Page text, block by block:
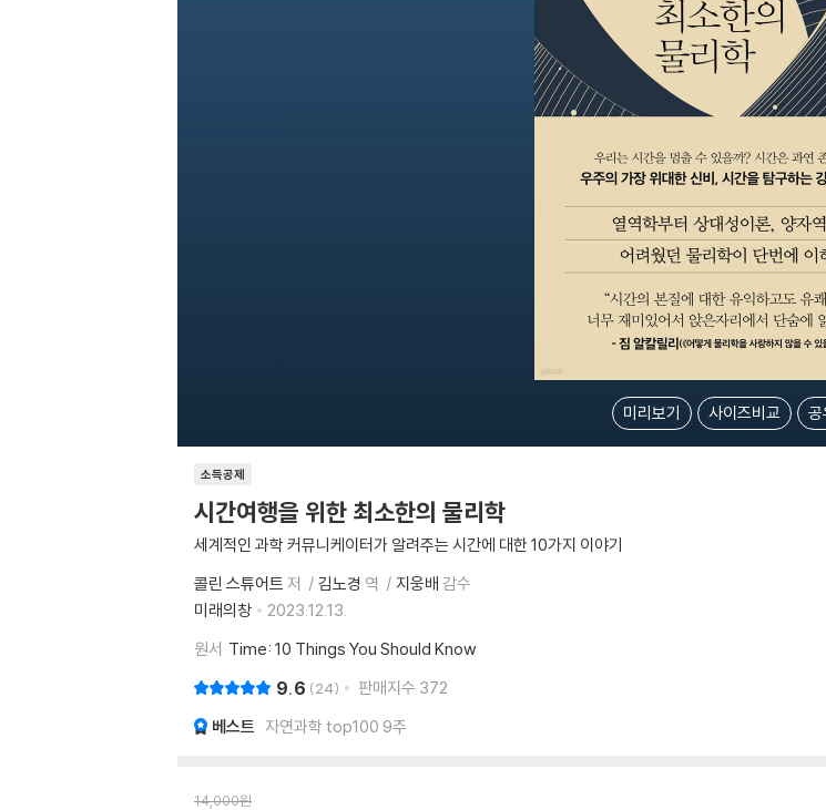
미리보기 사이즈비교 공
소득공제
시간여행을 위한 최소한의 물리학
세계적인 과학 커뮤니케이터가 알려주는 시간에 대한 10가지 이야기
콜린 스튜어트 저 김노경 역 지웅배 감수
미래의창
2023.12.13.
원서 Time: 10 Things You Should Know
9.6 24 판매지수 372
베스트 자연과학 top100 9주
14,000원